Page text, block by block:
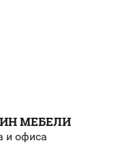
МЕБЕЛИ
и офиса